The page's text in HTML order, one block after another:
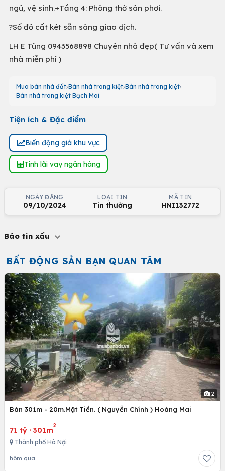
ngủ, vệ sinh.+Tầng 4: Phòng thờ sân phơi.
?Sổ đỏ cất két sẵn sàng giao dịch.
LH E Tùng 0943568898 Chuyên nhà đẹp( Tư vấn và xem
nhà miễn phí )
Mua bán nhà đất Bán nhà trong kiệt Bán nhà trong kiệt
Bán nhà trong kiệt Bạch Mai
Tiện ích & Đặc điểm
Biến động giá khu vực
Tính lãi vay ngân hàng
NGÀY ĐĂNG
09/10/2024
LOẠI TIN
Tin thường
MÃ TIN
HNI132772
Báo tin xấu
BẤT ĐỘNG SẢN BẠN QUAN TÂM
2
Bán 301m - 20m.Mặt Tiền. ( Nguyễn Chính ) Hoàng Mai
71 tỷ · 301m
2
Thành phố Hà Nội
hôm qua